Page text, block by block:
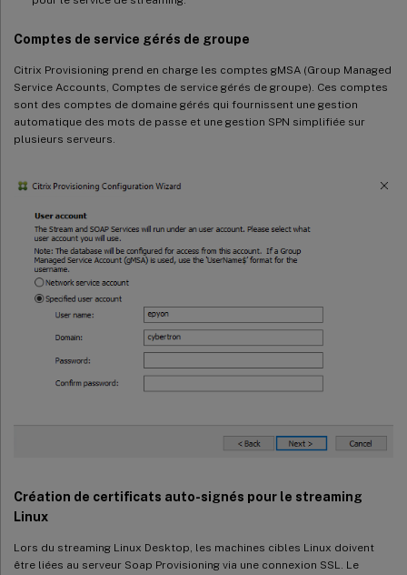
Comptes de service gérés de groupe
Citrix Provisioning prend en charge les comptes gMSA (Group Managed
Service Accounts, Comptes de service gérés de groupe). Ces comptes
sont des comptes de domaine gérés qui fournissent une gestion
automatique des mots de passe et une gestion SPN simplifiée sur
plusieurs serveurs.
Création de certificats auto-signés pour le streaming
Linux
Lors du streaming Linux Desktop, les machines cibles Linux doivent
être liées au serveur Soap Provisioning via une connexion SSL. Le